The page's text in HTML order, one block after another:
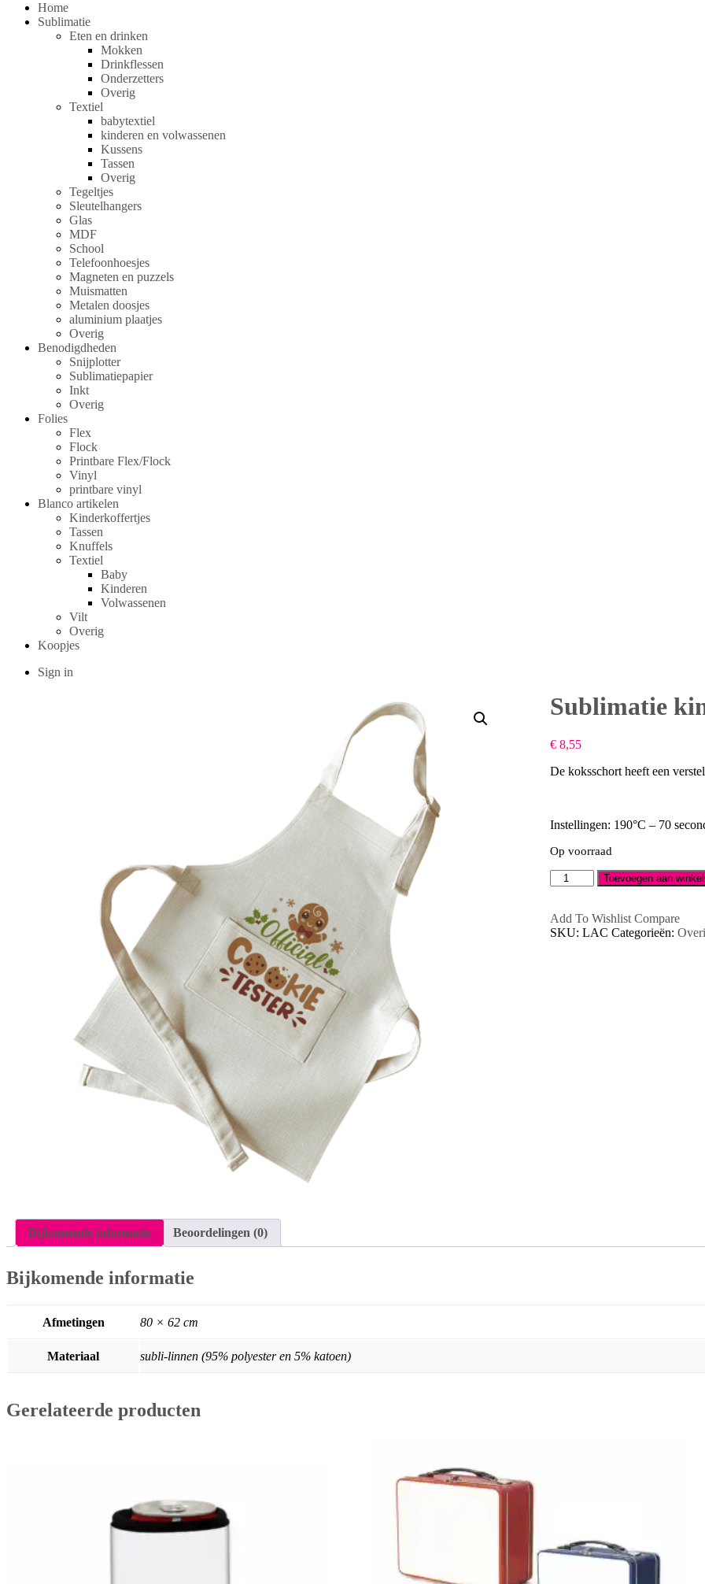
Home
Sublimatie
Eten en drinken
Mokken
Drinkflessen
Onderzetters
Overig
Textiel
babytextiel
kinderen en volwassenen
Kussens
Tassen
Overig
Tegeltjes
Sleutelhangers
Glas
MDF
School
Telefoonhoesjes
Magneten en puzzels
Muismatten
Metalen doosjes
aluminium plaatjes
Overig
Benodigdheden
Snijplotter
Sublimatiepapier
Inkt
Overig
Folies
Flex
Flock
Printbare Flex/Flock
Vinyl
printbare vinyl
Blanco artikelen
Kinderkoffertjes
Tassen
Knuffels
Textiel
Baby
Kinderen
Volwassenen
Vilt
Overig
Koopjes
Sign in
Sublimatie
€8,55
De koksschort heeft een
Instellingen: 190°C – 70
Op voorraad
Sublimatie
kinderschort
aantal
Toevoegen aan
Add To Wishlist Compare
SKU: LAC Categorieën:
Bijkomende informatie Beoordelingen (0)
Bijkomende informatie
Afmetingen 80 × 62 cm
Materiaal subli-linnen (95% polyester en 5% katoen)
Gerelateerde producten